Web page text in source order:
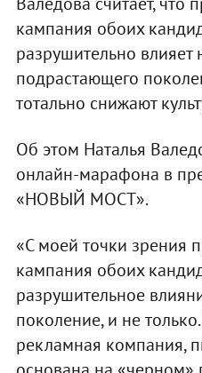
кампания обоих
разрушительно влияет
подрастающего
тотально снижают
Об этом Наталья
онлайн-марафона в
«НОВЫЙ МОСТ».
«С моей точки зрения
кампания обоих
разрушительное
поколение, и не
рекламная компания,